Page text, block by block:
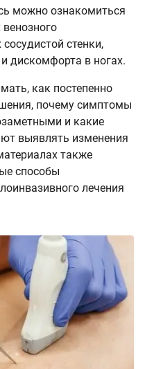
можно ознакомиться
стенки,
дискомфорта в ногах.
как постепенно
почему симптомы
и какие
выявлять изменения
также
способы
лечения